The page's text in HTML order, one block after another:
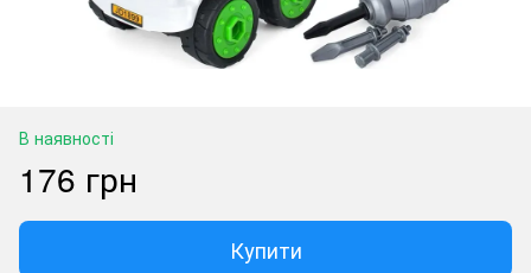
В наявності
176 грн
Купити